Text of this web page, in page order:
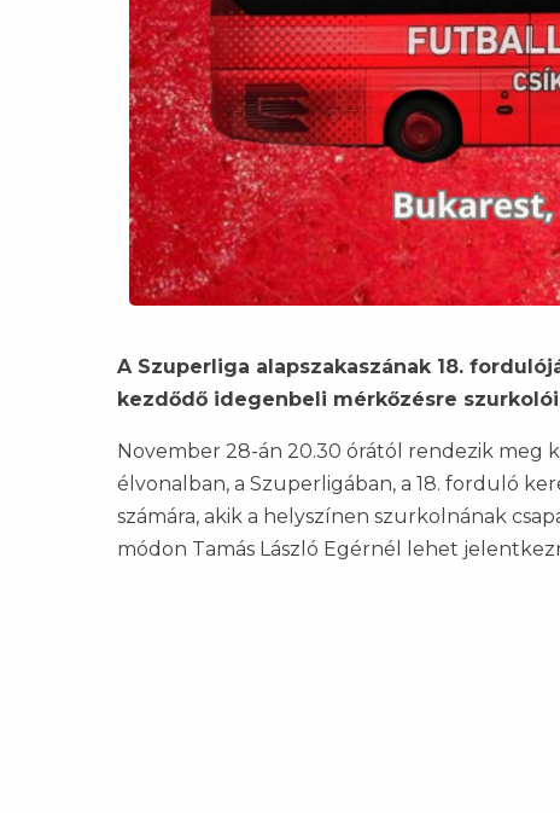
A Szuperliga alapszakaszának 18.
kezdődő idegenbeli mérkőzésre
November 28-án 20.30 órától rendezik
élvonalban, a Szuperligában, a 18. forduló
számára, akik a helyszínen szurkolnának
módon Tamás László Egérnél lehet